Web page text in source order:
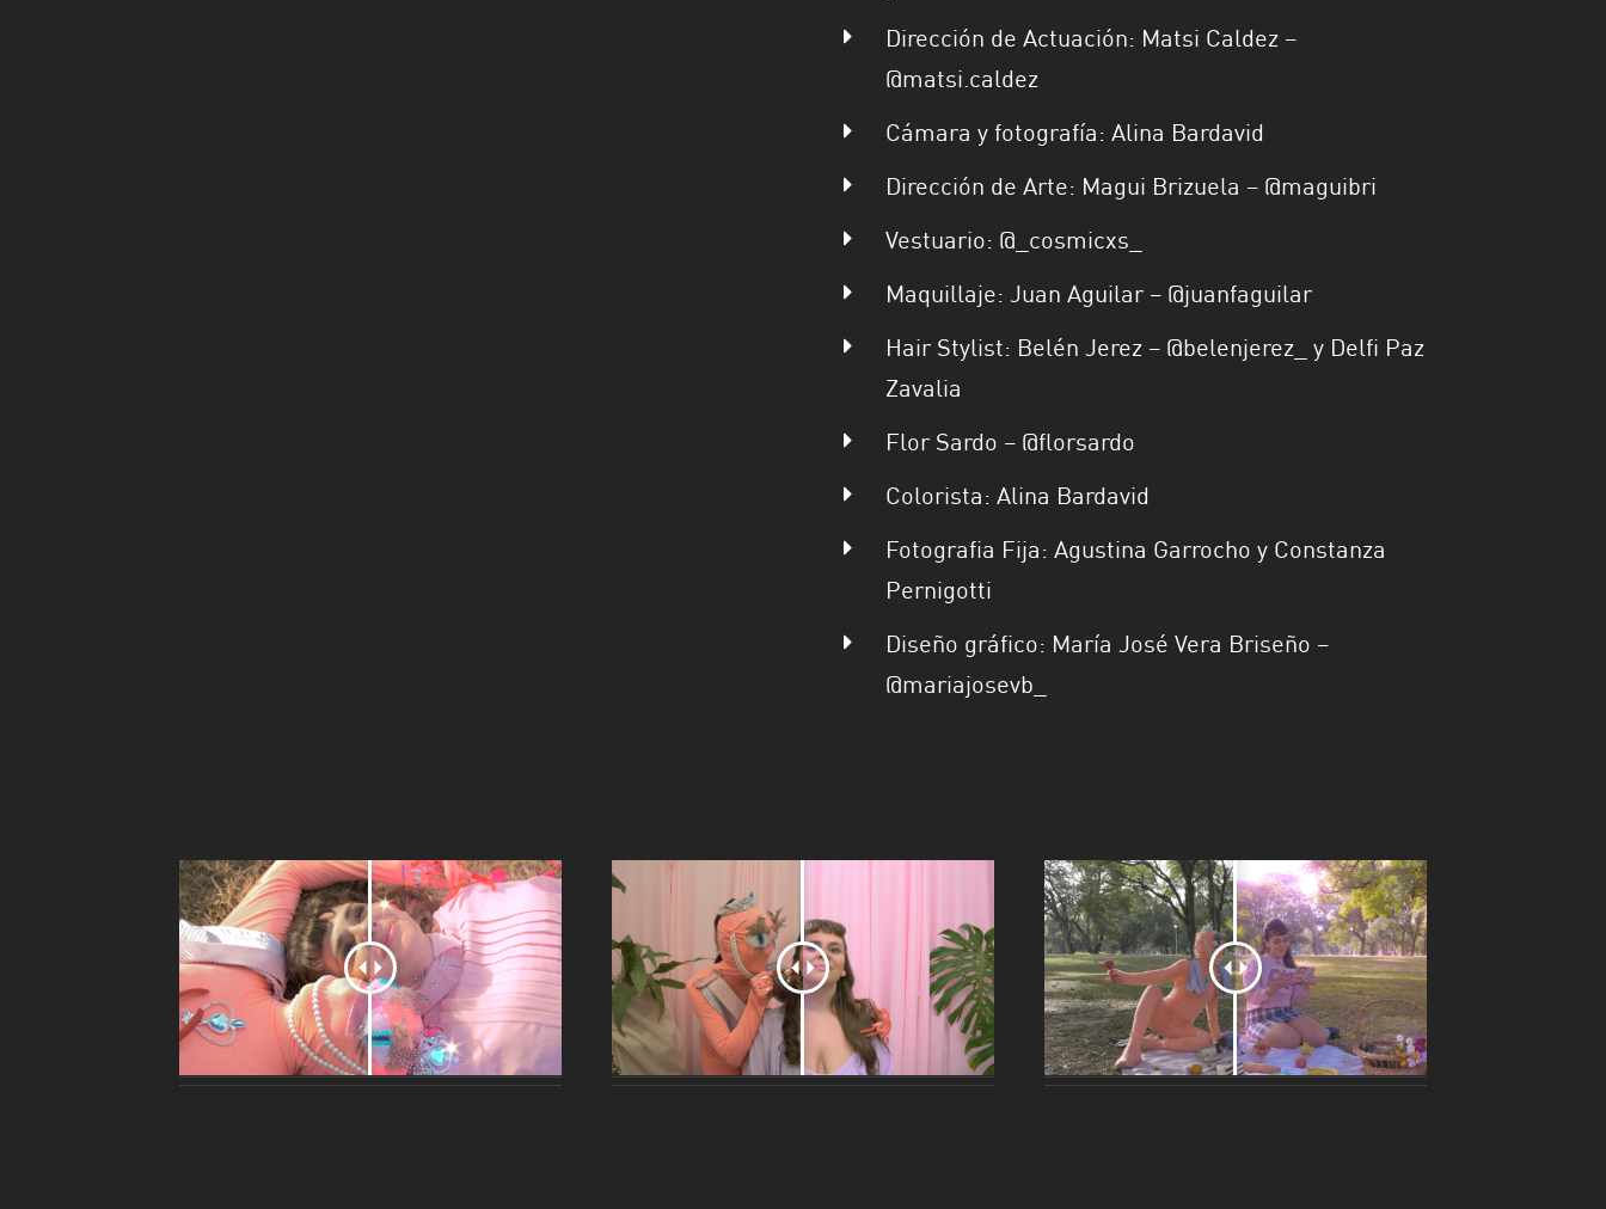
Dirección de Actuación: Matsi Caldez –
@matsi.caldez
Cámara y fotografía: Alina Bardavid
Dirección de Arte: Magui Brizuela – @maguibri
Vestuario: @_ cosmicxs_
Maquillaje: Juan Aguilar – @juanfaguilar
Hair Stylist: Belén Jerez – @belenjerez_ y Delfi Paz
Zavalia
Flor Sardo – @florsardo
Colorista: Alina Bardavid
Fotografia Fija: Agustina Garrocho y Constanza
Pernigotti
Diseño gráfico: María José Vera Briseño –
@mariajosevb_